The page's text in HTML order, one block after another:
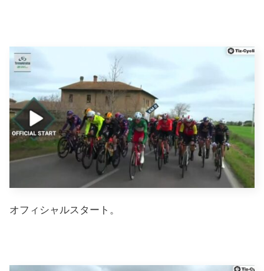
オフィシャルスタート。